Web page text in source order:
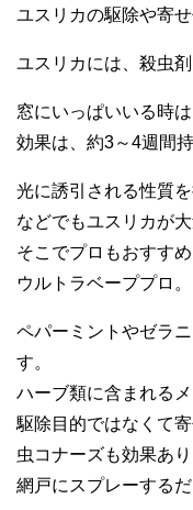
ユスリカの駆除や寄
ユスリカには、殺虫
窓にいっぱいいる時
効果は、約3～4週間持
光に誘引される性質
などでもユスリカが
そこでプロもおすす
ウルトラベーププロ。
ペパーミントやゼラ
す。
ハーブ類に含まれる
駆除目的ではなくて
虫コナーズも効果あり
網戸にスプレーする